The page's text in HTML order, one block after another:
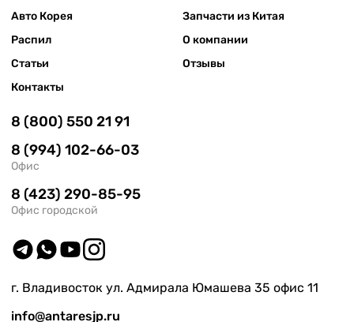
Авто Корея
Запчасти из Китая
Распил
О компании
Статьи
Отзывы
Контакты
8 (800) 550 21 91
8 (994) 102-66-03
Офис
8 (423) 290-85-95
Офис городской
г. Владивосток ул. Адмирала Юмашева 35 офис 11
info@antaresjp.ru